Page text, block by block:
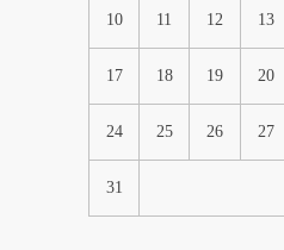
10 11 12 13
17 18 19 20
24 25 26 27
31